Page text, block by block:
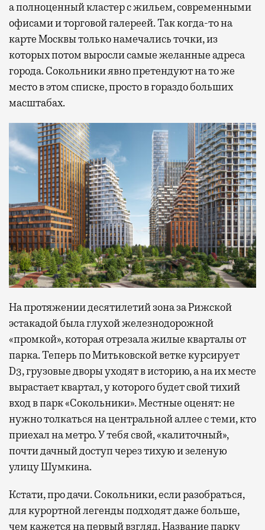
а полноценный кластер с жильем, современными
офисами и торговой галереей. Так когда-то на
карте Москвы только намечались точки, из
которых потом выросли самые желанные адреса
города. Сокольники явно претендуют на то же
место в этом списке, просто в гораздо больших
масштабах.
На протяжении десятилетий зона за Рижской
эстакадой была глухой железнодорожной
«промкой», которая отрезала жилые кварталы от
парка. Теперь по Митьковской ветке курсирует
D3, грузовые дворы уходят в историю, а на их месте
вырастает квартал, у которого будет свой тихий
вход в парк «Сокольники». Местные оценят: не
нужно толкаться на центральной аллее с теми, кто
приехал на метро. У тебя свой, «калиточный»,
почти дачный доступ через тихую и зеленую
улицу Шумкина.
Кстати, про дачи. Сокольники, если разобраться,
для курортной легенды подходят даже больше,
чем кажется на первый взгляд. Название парку